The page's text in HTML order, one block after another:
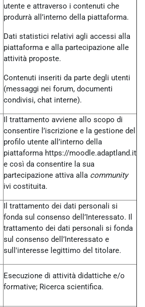
utente e attraverso i contenuti che
produrrà all’interno della piattaforma.
Dati statistici relativi agli accessi alla
piattaforma e alla partecipazione alle
attività proposte.
Contenuti inseriti da parte degli utenti
(messaggi nei forum, documenti
condivisi, chat interne).
Il trattamento avviene allo scopo di
consentire l’iscrizione e la gestione del
profilo utente all’interno della
piattaforma https://moodle.adaptland.it
e così da consentire la sua
partecipazione attiva alla community
ivi costituita.
Il trattamento dei dati personali si
fonda sul consenso dell’Interessato. Il
trattamento dei dati personali si fonda
sul consenso dell’Interessato e
sull'interesse legittimo del titolare.
Esecuzione di attività didattiche e/o
formative; Ricerca scientifica.